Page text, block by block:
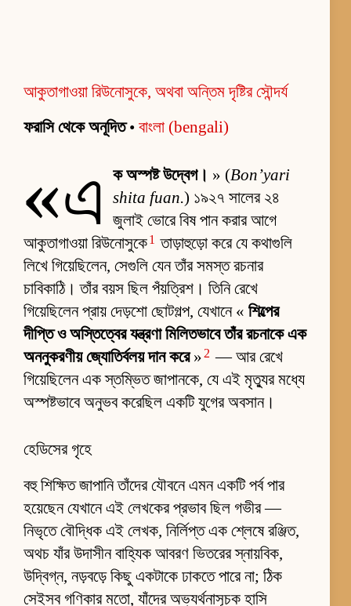
আকুতাগাওয়া রিউনোসুকে, অথবা অন্তিম দৃষ্টির সৌন্দর্য
ফরাসি থেকে অনূদিত• বাংলা (bengali)
«এ ক অস্পষ্ট উদ্বেগ। » (Bon’yari
shita fuan.) ১৯২৭ সালের ২৪
জুলাই ভোরে বিষ পান করার আগে
আকুতাগাওয়া রিউনোসুকে1 তাড়াহুড়ো করে যে কথাগুলি
লিখে গিয়েছিলেন, সেগুলি যেন তাঁর সমস্ত রচনার
চাবিকাঠি। তাঁর বয়স ছিল পঁয়ত্রিশ। তিনি রেখে
গিয়েছিলেন প্রায় দেড়শো ছোটগল্প, যেখানে « শিল্পের
দীপ্তি ও অস্তিত্বের যন্ত্রণা মিলিতভাবে তাঁর রচনাকে এক
অননুকরণীয় জ্যোতির্বলয় দান করে» 2 — আর রেখে
গিয়েছিলেন এক স্তম্ভিত জাপানকে, যে এই মৃত্যুর মধ্যে
অস্পষ্টভাবে অনুভব করেছিল একটি যুগের অবসান।
হেডিসের গৃহে
বহু শিক্ষিত জাপানি তাঁদের যৌবনে এমন একটি পর্ব পার
হয়েছেন যেখানে এই লেখকের প্রভাব ছিল গভীর —
নিভৃতে বৌদ্ধিক এই লেখক, নির্লিপ্ত এক শ্লেষে রঞ্জিত,
অথচ যাঁর উদাসীন বাহ্যিক আবরণ ভিতরের স্নায়বিক,
উদ্বিগ্ন, নড়বড়ে কিছু একটাকে ঢাকতে পারে না; ঠিক
সেইসব গণিকার মতো, যাঁদের অভ্যর্থনাসূচক হাসি